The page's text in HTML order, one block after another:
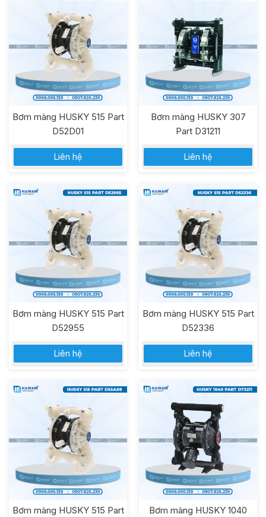
Bơm màng HUSKY 515 Part
D52D01
Liên hệ
Bơm màng HUSKY 307
Part D31211
Liên hệ
Bơm màng HUSKY 515 Part
D52955
Liên hệ
Bơm màng HUSKY 515 Part
D52336
Liên hệ
Bơm màng HUSKY 515 Part
Bơm màng HUSKY 1040